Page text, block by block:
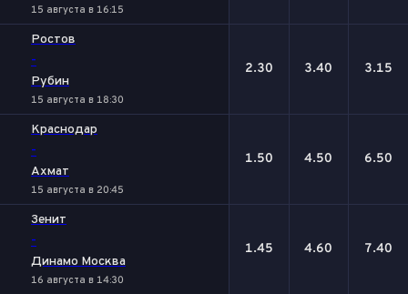
15 августа в 16:15
Ростов
-
Рубин
15 августа в 18:30
2.30 3.40 3.15
Краснодар
-
Ахмат
15 августа в 20:45
1.50 4.50 6.50
Зенит
-
Динамо Москва
16 августа в 14:30
1.45 4.60 7.40